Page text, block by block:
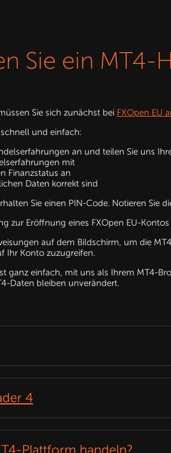
Sie ein MT4-
Sie sich zunächst bei FXOpen EU
und einfach:
an und teilen Sie uns
mit
Finanzstatus an
Daten korrekt sind
Sie einen PIN-Code. Notieren
zur Eröffnung eines FXOpen EU-
auf dem Bildschirm, um die
Ihr Konto zuzugreifen.
ganz einfach, mit uns als Ihrem MT4-
Daten bleiben unverändert.
4
Plattform handeln?